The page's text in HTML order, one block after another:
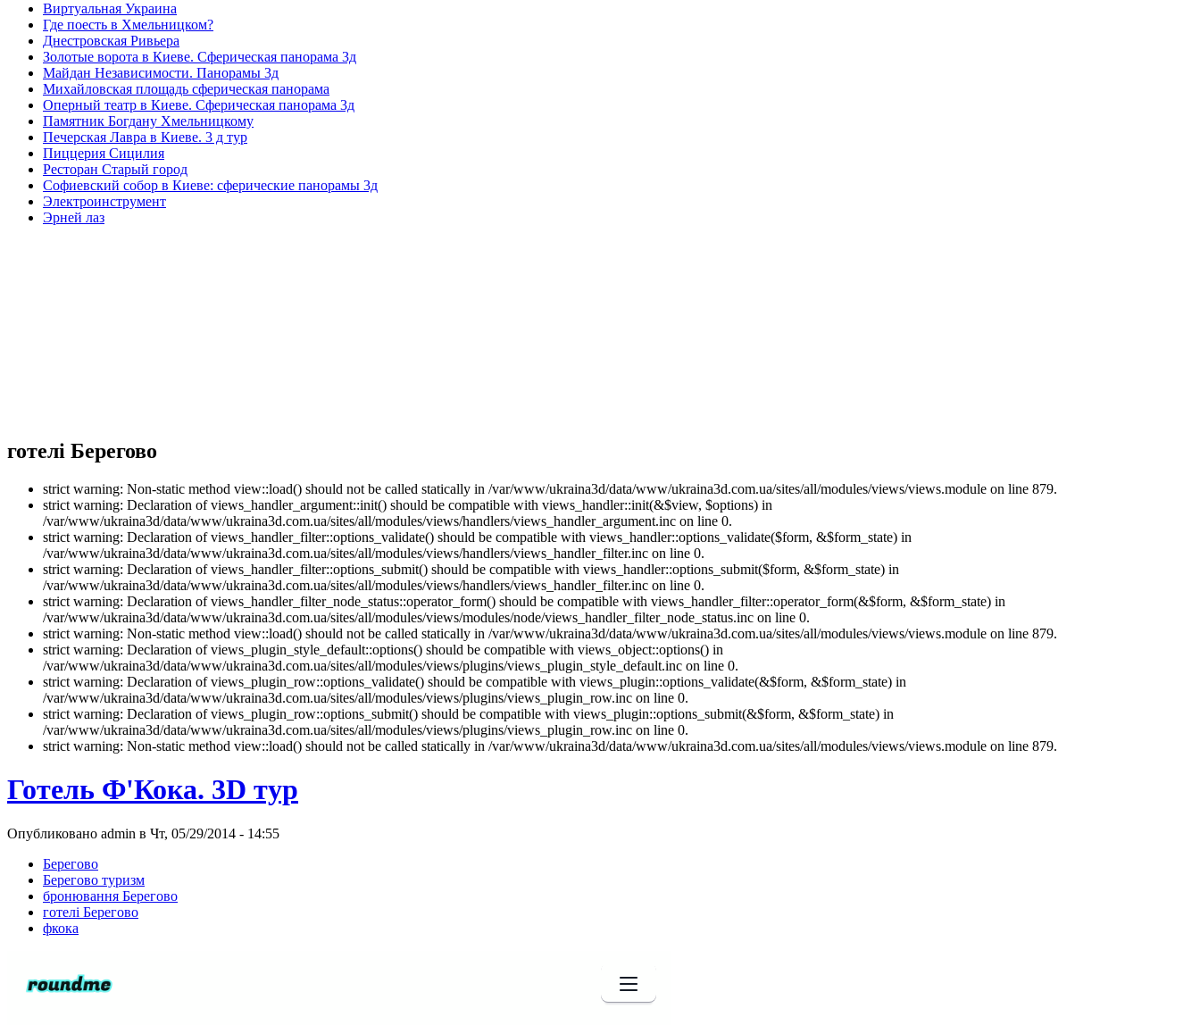
Виртуальная Украина
Где поесть в Хмельницком?
Днестровская Ривьера
Золотые ворота в Киеве. Сферическая панорама 3д
Майдан Независимости. Панорамы 3д
Михайловская площадь сферическая панорама
Оперный театр в Киеве. Сферическая панорама 3д
Памятник Богдану Хмельницкому
Печерская Лавра в Киеве. 3 д тур
Пиццерия Сицилия
Ресторан Старый город
Софиевский собор в Киеве: сферические панорамы 3д
Электроинструмент
Эрней лаз
готелі Берегово
strict warning: Non-static method view::load() should not be called statically in /var/www/ukraina3d/data/www/ukraina3d.com.ua/sites/all/modules/views/views.module on line 879.
strict warning: Declaration of views_handler_argument::init() should be compatible with views_handler::init(&$view, $options) in
/var/www/ukraina3d/data/www/ukraina3d.com.ua/sites/all/modules/views/handlers/views_handler_argument.inc on line 0.
strict warning: Declaration of views_handler_filter::options_validate() should be compatible with views_handler::options_validate($form, &$form_state) in
/var/www/ukraina3d/data/www/ukraina3d.com.ua/sites/all/modules/views/handlers/views_handler_filter.inc on line 0.
strict warning: Declaration of views_handler_filter::options_submit() should be compatible with views_handler::options_submit($form, &$form_state) in
/var/www/ukraina3d/data/www/ukraina3d.com.ua/sites/all/modules/views/handlers/views_handler_filter.inc on line 0.
strict warning: Declaration of views_handler_filter_node_status::operator_form() should be compatible with views_handler_filter::operator_form(&$form, &$form_state) in
/var/www/ukraina3d/data/www/ukraina3d.com.ua/sites/all/modules/views/modules/node/views_handler_filter_node_status.inc on line 0.
strict warning: Non-static method view::load() should not be called statically in /var/www/ukraina3d/data/www/ukraina3d.com.ua/sites/all/modules/views/views.module on line 879.
strict warning: Declaration of views_plugin_style_default::options() should be compatible with views_object::options() in
/var/www/ukraina3d/data/www/ukraina3d.com.ua/sites/all/modules/views/plugins/views_plugin_style_default.inc on line 0.
strict warning: Declaration of views_plugin_row::options_validate() should be compatible with views_plugin::options_validate(&$form, &$form_state) in
/var/www/ukraina3d/data/www/ukraina3d.com.ua/sites/all/modules/views/plugins/views_plugin_row.inc on line 0.
strict warning: Declaration of views_plugin_row::options_submit() should be compatible with views_plugin::options_submit(&$form, &$form_state) in
/var/www/ukraina3d/data/www/ukraina3d.com.ua/sites/all/modules/views/plugins/views_plugin_row.inc on line 0.
strict warning: Non-static method view::load() should not be called statically in /var/www/ukraina3d/data/www/ukraina3d.com.ua/sites/all/modules/views/views.module on line 879.
Готель Ф'Кока. 3D тур
Опубликовано admin в Чт, 05/29/2014 - 14:55
Берегово
Берегово туризм
бронювання Берегово
готелі Берегово
фкока